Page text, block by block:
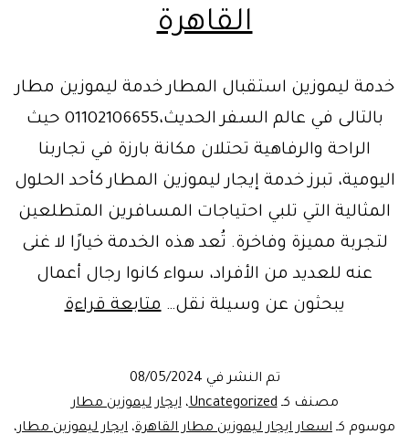
القاهرة
خدمة ليموزين استقبال المطار خدمة ليموزين مطار
بالتالى في عالم السفر الحديث،01102106655 حيث
الراحة والرفاهية تحتلان مكانة بارزة في تجاربنا
اليومية، تبرز خدمة إيجار ليموزين المطار كأحد الحلول
المثالية التي تلبي احتياجات المسافرين المتطلعين
لتجربة مميزة وفاخرة. تُعد هذه الخدمة خيارًا لا غنى
عنه للعديد من الأفراد، سواء كانوا رجال أعمال
يبحثون عن وسيلة نقل…متابعة قراءةخدمات
القاهرة
تم النشر في 08/05/2024
مصنف كـUncategorized،ايجار ليموزين مطار
موسوم كـ اسعار ايجار ليموزين مطار القاهرة، ايجار ليموزين مطار،